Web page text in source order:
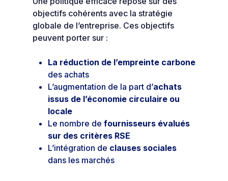
objectifs cohérents avec la stratégie
globale de l’entreprise. Ces objectifs
peuvent porter sur :
La réduction de l’empreinte carbone
des achats
L’augmentation de la part d’achats
issus de l’économie circulaire ou
locale
Le nombre de fournisseurs évalués
sur des critères RSE
L’intégration de clauses sociales
dans les marchés